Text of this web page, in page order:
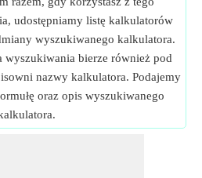
udostępniamy listę kalkulatorów
wyszukiwanego kalkulatora.
wyszukiwania bierze również pod
nazwy kalkulatora. Podajemy
oraz opis wyszukiwanego